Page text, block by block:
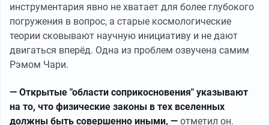
инструментария явно не хватает для более глубокого
погружения в вопрос, а старые космологические
теории сковывают научную инициативу и не дают
двигаться вперёд. Одна из проблем озвучена самим
Рэмом Чари.
— Открытые "области соприкосновения" указывают
на то, что физические законы в тех вселенных
должны быть совершенно иными, — отметил он.